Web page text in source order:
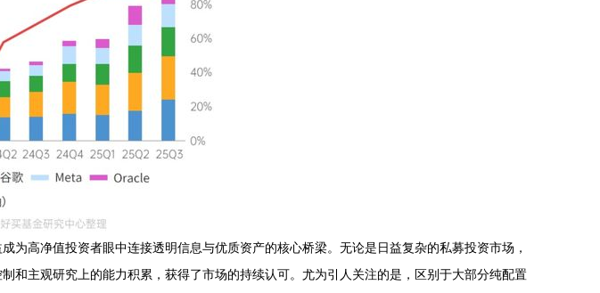
高净值投资者眼中连接透明信息与优质资产的核心桥梁。无论是日益复杂的私募投资市场，
和主观研究上的能力积累，获得了市场的持续认可。尤为引人关注的是，区别于大部分纯配置